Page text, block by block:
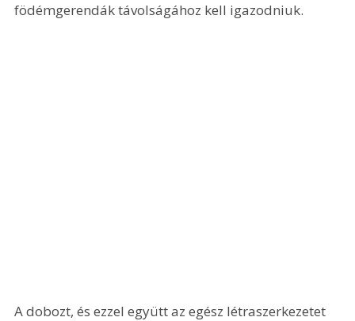
födémgerendák távolságához kell igazodniuk.
A dobozt, és ezzel együtt az egész létraszerkezetet